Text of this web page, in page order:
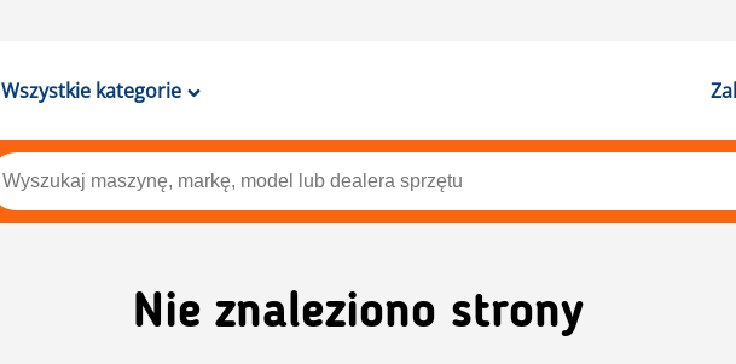
Wszystkie kategorie
Nie znaleziono strony